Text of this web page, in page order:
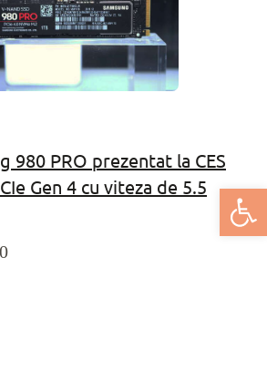
Deschide
980 PRO prezentat la CES
Gen 4 cu viteza de 5.5